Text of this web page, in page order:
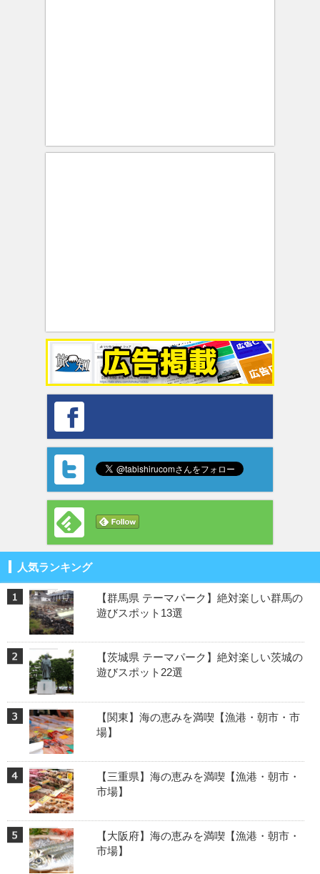
人気ランキング
【群馬県 テーマパーク】絶対楽しい群馬の
遊びスポット13選
【茨城県 テーマパーク】絶対楽しい茨城の
遊びスポット22選
【関東】海の恵みを満喫【漁港・朝市・市
場】
【三重県】海の恵みを満喫【漁港・朝市・
市場】
【大阪府】海の恵みを満喫【漁港・朝市・
市場】